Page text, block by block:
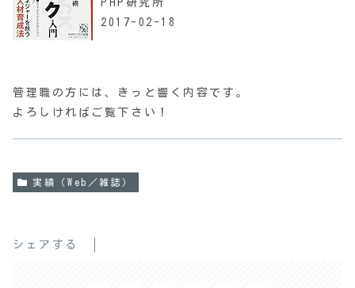
2017-02-18
管理職の方には、きっと響く内容です。
よろしければご覧下さい！
実績（Web／雑誌）
シェアする